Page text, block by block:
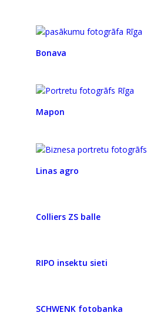
Bonava
Mapon
Linas agro
Colliers ZS balle
RIPO insektu sieti
SCHWENK fotobanka